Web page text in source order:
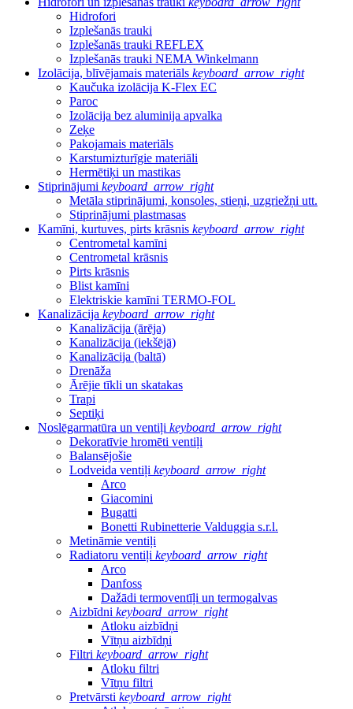
Hidrofori
Izplešanās trauki
Izplešanās trauki REFLEX
Izplešanās trauki NEMA Winkelmann
Izolācija, blīvējamais materiāls keyboard_arrow_right
Kaučuka izolācija K-Flex EC
Paroc
Izolācija bez aluminija apvalka
Zeķe
Pakojamais materiāls
Karstumizturīgie materiāli
Hermētiķi un mastikas
Stiprinājumi keyboard_arrow_right
Metāla stiprinājumi, konsoles, stieņi, uzgriežņi utt.
Stiprinājumi plastmasas
Kamīni, kurtuves, pirts krāsnis keyboard_arrow_right
Centrometal kamīni
Centrometal krāsnis
Pirts krāsnis
Blist kamīni
Elektriskie kamīni TERMO-FOL
Kanalizācija keyboard_arrow_right
Kanalizācija (ārēja)
Kanalizācija (iekšējā)
Kanalizācija (baltā)
Drenāža
Ārējie tīkli un skatakas
Trapi
Septiķi
Noslēgarmatūra un ventiļi keyboard_arrow_right
Dekoratīvie hromēti ventiļi
Balansējošie
Lodveida ventiļi keyboard_arrow_right
Arco
Giacomini
Bugatti
Bonetti Rubinetterie Valduggia s.r.l.
Metināmie ventiļi
Radiatoru ventiļi keyboard_arrow_right
Arco
Danfoss
Dažādi termoventīļi un termogalvas
Aizbīdni keyboard_arrow_right
Atloku aizbīdņi
Vītņu aizbīdņi
Filtri keyboard_arrow_right
Atloku filtri
Vītņu filtri
Pretvārsti keyboard_arrow_right